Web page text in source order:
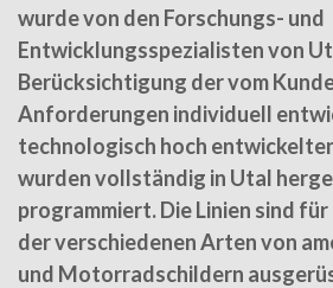
wurde von den Forschungs- und
Entwicklungsspezialisten von
Berücksichtigung der vom
Anforderungen individuell
technologisch hoch
wurden vollständig in Utal
programmiert. Die Linien sind
der verschiedenen Arten von
und Motorradschildern